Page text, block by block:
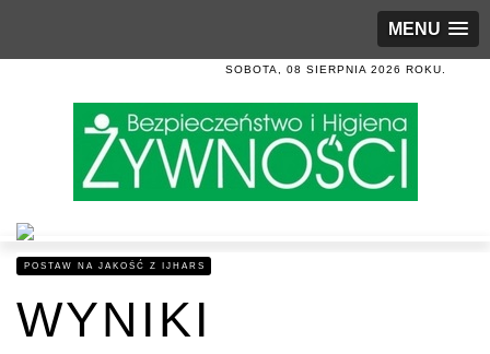
MENU
SOBOTA, 08 SIERPNIA 2026 ROKU.
POSTAW NA JAKOŚĆ Z IJHARS
WYNIKI